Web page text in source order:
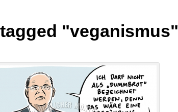
"veganismus"